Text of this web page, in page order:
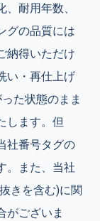
耐用年数、
グの品質には
納得いただけ
い・再仕上げ
た状態のまま
します。但
社番号タグの
。また、当社
きを含む)に関
がございま